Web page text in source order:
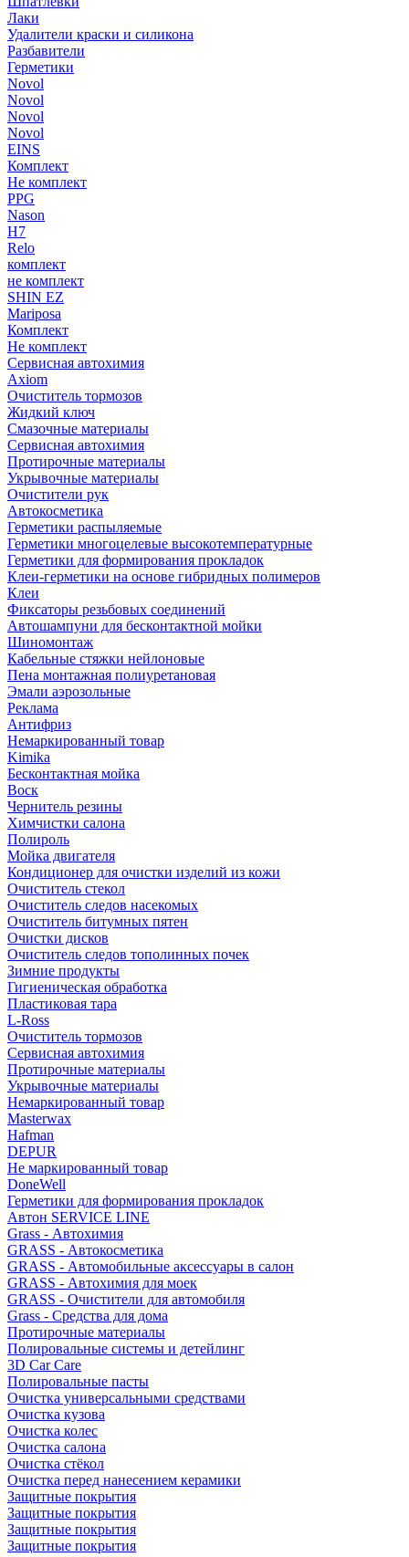
Лаки
Удалители краски и силикона
Разбавители
Герметики
Novol
Novol
Novol
Novol
EINS
Комплект
Не комплект
PPG
Nason
H7
Relo
комплект
не комплект
SHIN EZ
Mariposa
Комплект
Не комплект
Сервисная автохимия
Axiom
Очиститель тормозов
Жидкий ключ
Смазочные материалы
Сервисная автохимия
Протирочные материалы
Укрывочные материалы
Очистители рук
Автокосметика
Герметики распыляемые
Герметики многоцелевые высокотемпературные
Герметики для формирования прокладок
Клеи-герметики на основе гибридных полимеров
Клеи
Фиксаторы резьбовых соединений
Автошампуни для бесконтактной мойки
Шиномонтаж
Кабельные стяжки нейлоновые
Пена монтажная полиуретановая
Эмали аэрозольные
Реклама
Антифриз
Немаркированный товар
Kimika
Бесконтактная мойка
Воск
Чернитель резины
Химчистки салона
Полироль
Мойка двигателя
Кондиционер для очистки изделий из кожи
Очиститель стекол
Очиститель следов насекомых
Очиститель битумных пятен
Очистки дисков
Очиститель следов тополинных почек
Зимние продукты
Гигиеническая обработка
Пластиковая тара
L-Ross
Очиститель тормозов
Сервисная автохимия
Протирочные материалы
Укрывочные материалы
Немаркированный товар
Masterwax
Hafman
DEPUR
Не маркированный товар
DoneWell
Герметики для формирования прокладок
Автон SERVICE LINE
Grass - Автохимия
GRASS - Автокосметика
GRASS - Автомобильные аксессуары в салон
GRASS - Автохимия для моек
GRASS - Очистители для автомобиля
Grass - Средства для дома
Протирочные материалы
Полировальные системы и детейлинг
3D Car Care
Полировальные пасты
Очистка универсальными средствами
Очистка кузова
Очистка колес
Очистка салона
Очистка стёкол
Очистка перед нанесением керамики
Защитные покрытия
Защитные покрытия
Защитные покрытия
Защитные покрытия